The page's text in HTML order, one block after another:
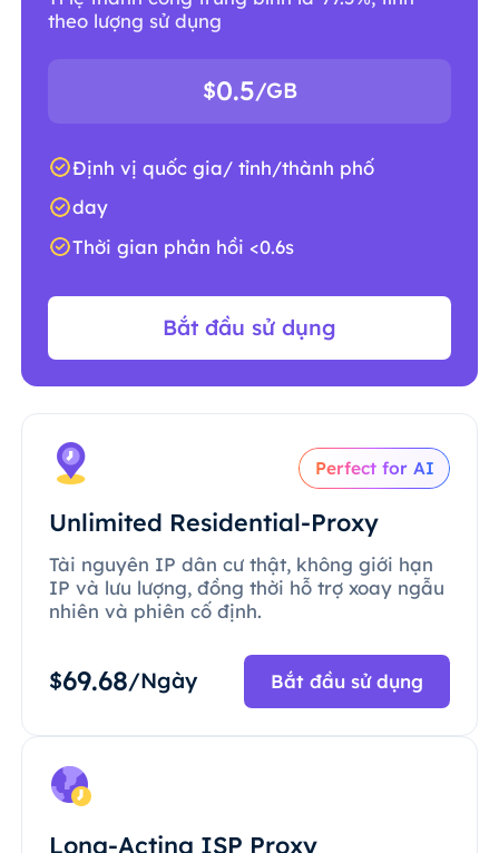
theo lượng sử dụng
$0.5/GB
Định vị quốc gia/ tỉnh/thành phố
day
Thời gian phản hồi <0.6s
Bắt đầu sử dụng
Perfect for AI
Unlimited Residential-Proxy
Tài nguyên IP dân cư thật, không giới hạn
IP và lưu lượng, đồng thời hỗ trợ xoay ngẫu
nhiên và phiên cố định.
$69.68/Ngày Bắt đầu sử dụng
Long-Acting ISP Proxy